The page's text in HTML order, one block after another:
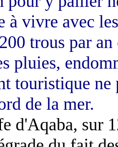
à vivre avec
trous par
pluies,
touristique
de la mer.
d'Aqaba, sur